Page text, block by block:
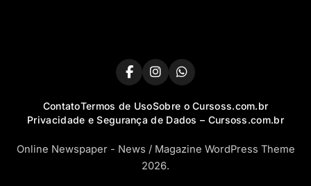
ContatoTermos de UsoSobre o Cursoss.com.br
Privacidade e Segurança de Dados – Cursoss.com.br
Online Newspaper - News / Magazine WordPress Theme
2026.